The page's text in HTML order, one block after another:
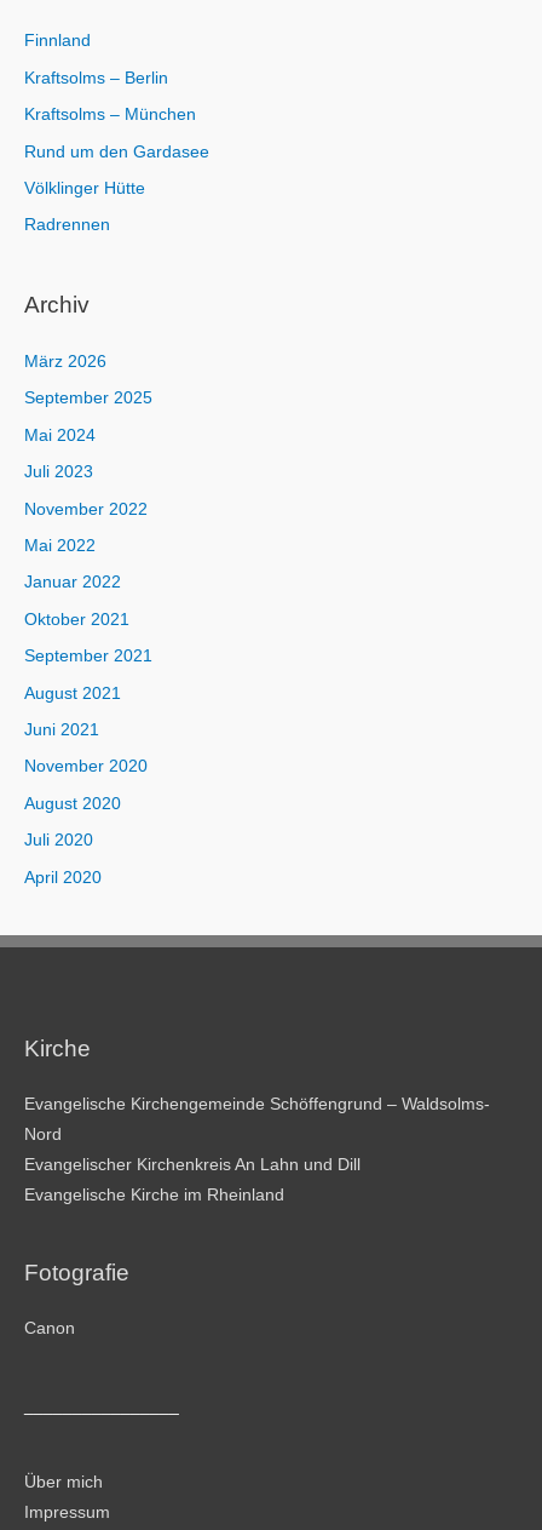
Finnland
Kraftsolms – Berlin
Kraftsolms – München
Rund um den Gardasee
Völklinger Hütte
Radrennen
Archiv
März 2026
September 2025
Mai 2024
Juli 2023
November 2022
Mai 2022
Januar 2022
Oktober 2021
September 2021
August 2021
Juni 2021
November 2020
August 2020
Juli 2020
April 2020
Kirche
Evangelische Kirchengemeinde Schöffengrund – Waldsolms-
Nord
Evangelischer Kirchenkreis An Lahn und Dill
Evangelische Kirche im Rheinland
Fotografie
Canon
Über mich
Impressum